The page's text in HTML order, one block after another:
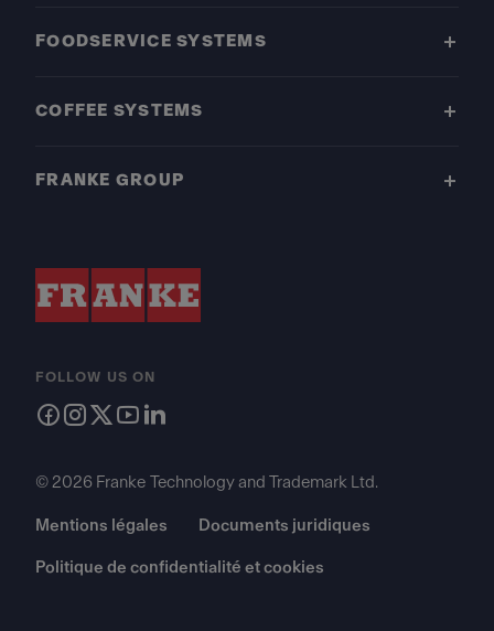
FOODSERVICE SYSTEMS
COFFEE SYSTEMS
FRANKE GROUP
FOLLOW US ON
© 2026 Franke Technology and Trademark Ltd.
Mentions légales Documents juridiques
Politique de confidentialité et cookies